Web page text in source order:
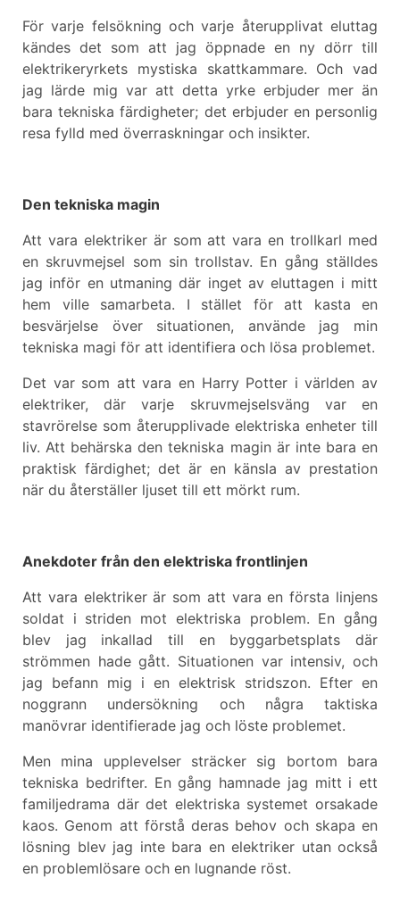
För varje felsökning och varje återupplivat eluttag
kändes det som att jag öppnade en ny dörr till
elektrikeryrkets mystiska skattkammare. Och vad
jag lärde mig var att detta yrke erbjuder mer än
bara tekniska färdigheter; det erbjuder en personlig
resa fylld med överraskningar och insikter.
Den tekniska magin
Att vara elektriker är som att vara en trollkarl med
en skruvmejsel som sin trollstav. En gång ställdes
jag inför en utmaning där inget av eluttagen i mitt
hem ville samarbeta. I stället för att kasta en
besvärjelse över situationen, använde jag min
tekniska magi för att identifiera och lösa problemet.
Det var som att vara en Harry Potter i världen av
elektriker, där varje skruvmejselsväng var en
stavrörelse som återupplivade elektriska enheter till
liv. Att behärska den tekniska magin är inte bara en
praktisk färdighet; det är en känsla av prestation
när du återställer ljuset till ett mörkt rum.
Anekdoter från den elektriska frontlinjen
Att vara elektriker är som att vara en första linjens
soldat i striden mot elektriska problem. En gång
blev jag inkallad till en byggarbetsplats där
strömmen hade gått. Situationen var intensiv, och
jag befann mig i en elektrisk stridszon. Efter en
noggrann undersökning och några taktiska
manövrar identifierade jag och löste problemet.
Men mina upplevelser sträcker sig bortom bara
tekniska bedrifter. En gång hamnade jag mitt i ett
familjedrama där det elektriska systemet orsakade
kaos. Genom att förstå deras behov och skapa en
lösning blev jag inte bara en elektriker utan också
en problemlösare och en lugnande röst.